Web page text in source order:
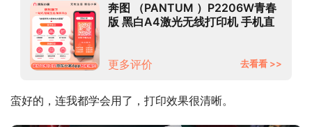
奔图 （PANTUM ）P2206W青春
版 黑白A4激光无线打印机 手机直
更多评价 去看看 >>
蛮好的，连我都学会用了，打印效果很清晰。